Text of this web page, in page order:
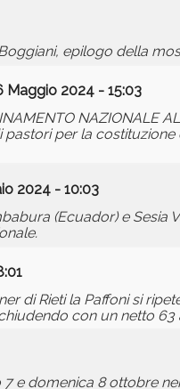
epilogo della
Maggio 2024 - 15:03
NAZIONALE
per la
2024 - 10:03
(Ecuador) e Sesia
di Rieti la Paffoni si
con un netto 63
e domenica 8 ottobre